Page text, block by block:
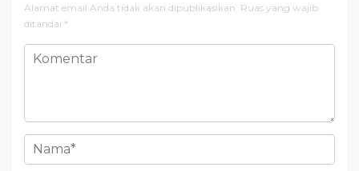
Alamat email Anda tidak akan dipublikasikan. Ruas yang wajib
ditandai *